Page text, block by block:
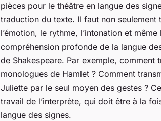
pièces pour le théâtre en langue des
traduction du texte. Il faut non
l’émotion, le rythme, l’intonation et
compréhension profonde de la langue
de Shakespeare. Par exemple, comment
monologues de Hamlet ? Comment
Juliette par le seul moyen des gestes ?
travail de l’interprète, qui doit être à la
langue des signes.